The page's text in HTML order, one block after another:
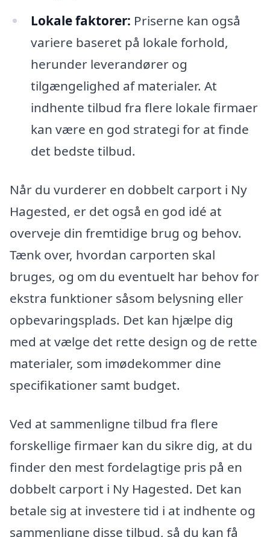
Lokale faktorer: Priserne kan også
variere baseret på lokale forhold,
herunder leverandører og
tilgængelighed af materialer. At
indhente tilbud fra flere lokale firmaer
kan være en god strategi for at finde
det bedste tilbud.
Når du vurderer en dobbelt carport i Ny
Hagested, er det også en god idé at
overveje din fremtidige brug og behov.
Tænk over, hvordan carporten skal
bruges, og om du eventuelt har behov for
ekstra funktioner såsom belysning eller
opbevaringsplads. Det kan hjælpe dig
med at vælge det rette design og de rette
materialer, som imødekommer dine
specifikationer samt budget.
Ved at sammenligne tilbud fra flere
forskellige firmaer kan du sikre dig, at du
finder den mest fordelagtige pris på en
dobbelt carport i Ny Hagested. Det kan
betale sig at investere tid i at indhente og
sammenligne disse tilbud, så du kan få